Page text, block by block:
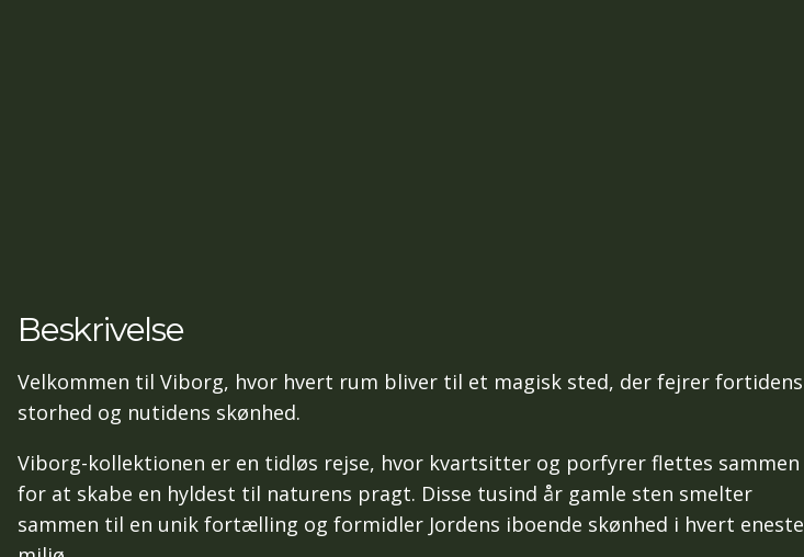
Beskrivelse
Velkommen til Viborg, hvor hvert rum bliver til et magisk sted, der fejrer fortidens
storhed og nutidens skønhed.
Viborg-kollektionen er en tidløs rejse, hvor kvartsitter og porfyrer flettes sammen
for at skabe en hyldest til naturens pragt. Disse tusind år gamle sten smelter
sammen til en unik fortælling og formidler Jordens iboende skønhed i hvert eneste